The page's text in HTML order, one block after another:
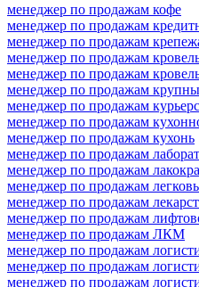
менеджер по продажам кофе
менеджер по продажам
менеджер по продажам
менеджер по продажам
менеджер по продажам
менеджер по продажам
менеджер по продажам
менеджер по продажам
менеджер по продажам кухонь
менеджер по продажам
менеджер по продажам
менеджер по продажам
менеджер по продажам
менеджер по продажам
менеджер по продажам ЛКМ
менеджер по продажам
менеджер по продажам
менеджер по продажам